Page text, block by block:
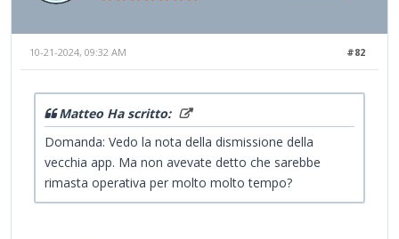
#82
10-21-2024, 09:32 AM
Matteo Ha scritto:
Domanda: Vedo la nota della dismissione della
vecchia app. Ma non avevate detto che sarebbe
rimasta operativa per molto molto tempo?